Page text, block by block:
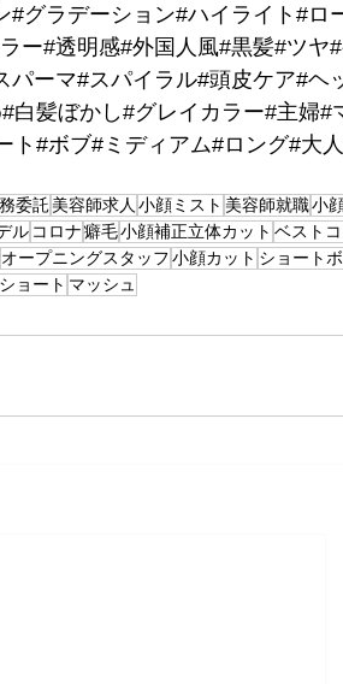
#グラデーション#ハイライト#ロ
ー#透明感#外国人風#黒髪#ツヤ
パーマ#スパイラル#頭皮ケア#ヘ
白髪ぼかし#グレイカラー#主婦#
ト#ボブ#ミディアム#ロング#大
委託 美容師求人 小顔ミスト 美容師就職小
ル コロナ癖毛小顔補正立体カット ベスト
オープニングスタッフ小顔カット ショート
ョート マッシュ